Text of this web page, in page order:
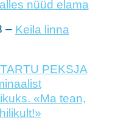
nüüd elama
– Keila linna
TARTU PEKSJA
«Ma tean,